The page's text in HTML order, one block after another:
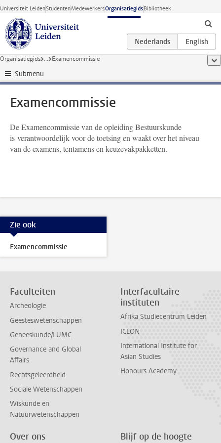
Ga direct naar de inhoud
Universiteit LeidenStudentenMedewerkersOrganisatiegidsBibliotheek
Organisatiegids ... Examencommissie
Submenu
Examencommissie
De Examencommissie van de opleiding Bestuurskunde
is verantwoordelijk voor de toetsing en waakt over het niveau
van de examens, tentamens en keuzevakpakketten.
Zie ook
Examencommissie
Faculteiten
Archeologie
Geesteswetenschappen
Geneeskunde/LUMC
Governance and Global
Affairs
Rechtsgeleerdheid
Sociale Wetenschappen
Wiskunde en
Natuurwetenschappen
Interfacultaire
instituten
Afrika Studiecentrum Leiden
ICLON
International Institute for
Asian Studies
Honours Academy
Over ons Blijf op de hoogte